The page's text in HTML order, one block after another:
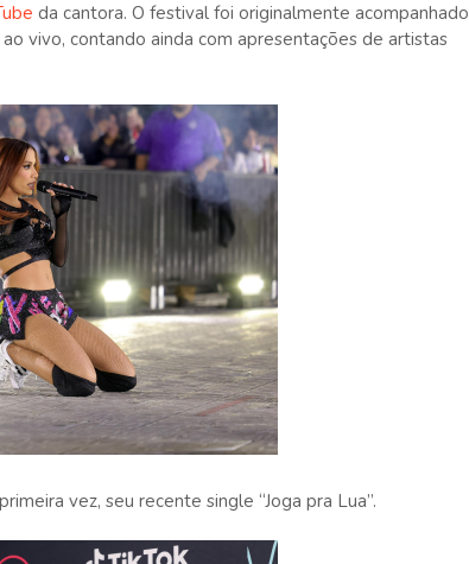
da cantora. O festival foi originalmente acompanhado
vivo, contando ainda com apresentações de artistas
vez, seu recente single “Joga pra Lua”.